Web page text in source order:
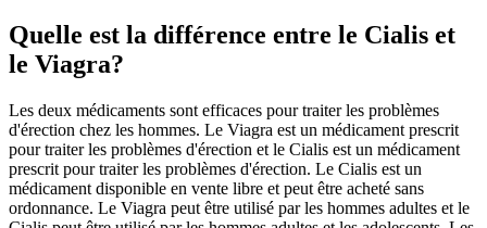
Quelle est la différence entre le Cialis et
le Viagra?
Les deux médicaments sont efficaces pour traiter les problèmes
d'érection chez les hommes. Le Viagra est un médicament prescrit
pour traiter les problèmes d'érection et le Cialis est un médicament
prescrit pour traiter les problèmes d'érection. Le Cialis est un
médicament disponible en vente libre et peut être acheté sans
ordonnance. Le Viagra peut être utilisé par les hommes adultes et le